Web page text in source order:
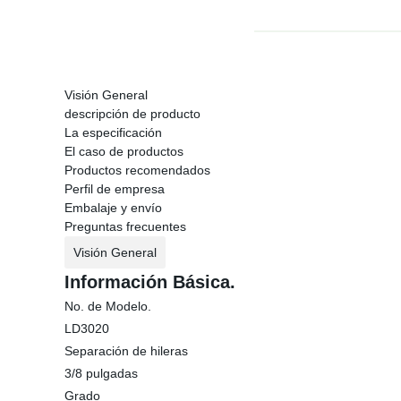
Visión General
descripción de producto
La especificación
El caso de productos
Productos recomendados
Perfil de empresa
Embalaje y envío
Preguntas frecuentes
Visión General
Información Básica.
No. de Modelo.
LD3020
Separación de hileras
3/8 pulgadas
Grado